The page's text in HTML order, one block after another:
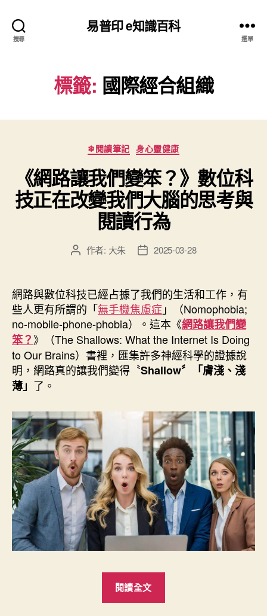
搜尋
易普印 e知識百科
選單
標籤: 國際經合組織
分
類
❄閱讀筆記 身心靈健康
《網路讓我們變笨？》數位科
技正在改變我們大腦的思考與
閱讀行為
文
者
作者: 大朱
文
佈
日
期
2025-03-28
網路與數位科技已經占據了我們的生活和工作，有
些人更有所謂的「無手機焦慮症」（Nomophobia;
no-mobile-phone-phobia）。這本《網路讓我們變
笨？》（The Shallows: What the Internet Is Doing
to Our Brains）書裡，匯集許多神經科學的證據說
明，網路真的讓我們變得〝Shallow〞「膚淺、淺
薄」 了。
閱讀全文